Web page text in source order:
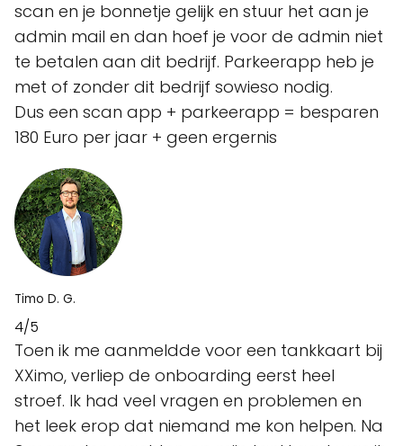
scan en je bonnetje gelijk en stuur het aan je
admin mail en dan hoef je voor de admin niet
te betalen aan dit bedrijf. Parkeerapp heb je
met of zonder dit bedrijf sowieso nodig.
Dus een scan app + parkeerapp = besparen
180 Euro per jaar + geen ergernis
Timo D. G.
4/5
Toen ik me aanmeldde voor een tankkaart bij
XXimo, verliep de onboarding eerst heel
stroef. Ik had veel vragen en problemen en
het leek erop dat niemand me kon helpen. Na